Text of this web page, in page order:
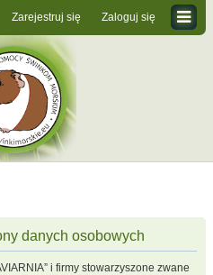
Zaloguj się
Zarejestruj się
danych osobowych
i firmy stowarzyszone zwane